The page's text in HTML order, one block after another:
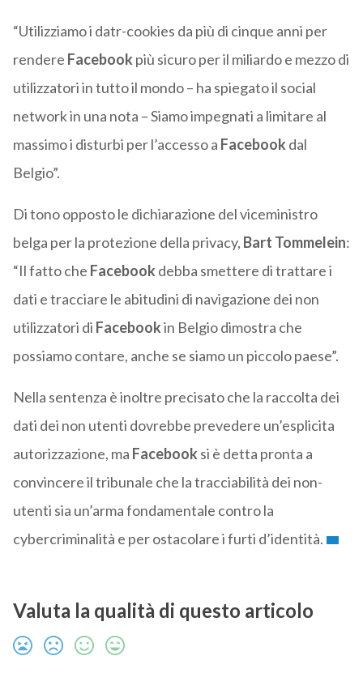
“Utilizziamo i datr-cookies da più di cinque anni per
rendere Facebookpiù sicuro per il miliardo e mezzo di
utilizzatori in tutto il mondo – ha spiegato il social
network in una nota – Siamo impegnati a limitare al
massimo i disturbi per l’accesso a Facebookdal
Belgio”.
Di tono opposto le dichiarazione del viceministro
belga per la protezione della privacy, Bart Tommelein:
“Il fatto che Facebookdebba smettere di trattare i
dati e tracciare le abitudini di navigazione dei non
utilizzatori di Facebookin Belgio dimostra che
possiamo contare, anche se siamo un piccolo paese”.
Nella sentenza è inoltre precisato che la raccolta dei
dati dei non utenti dovrebbe prevedere un’esplicita
autorizzazione, ma Facebooksi è detta pronta a
convincere il tribunale che la tracciabilità dei non-
utenti sia un’arma fondamentale contro la
cybercriminalità e per ostacolare i furti d’identità.
Valuta la qualità di questo articolo